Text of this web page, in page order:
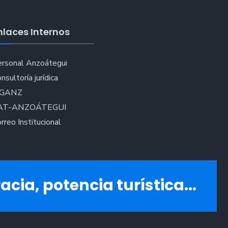
Internos
Anzoátegui
jurídica
ANZOÁTEGUI
Institucional
potencia turística...